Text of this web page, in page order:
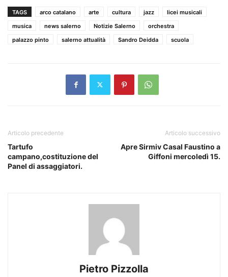
TAGS arco catalano arte cultura jazz
licei musicali
musica
news salerno Notizie Salerno
orchestra
palazzo pinto
salerno attualità Sandro Deidda scuola
Articolo precedente
Tartufo
campano,costituzione del
Panel di assaggiatori.
Articolo successivo
Apre Sirmiv Casal Faustino a
Giffoni mercoledì 15.
Pietro Pizzolla